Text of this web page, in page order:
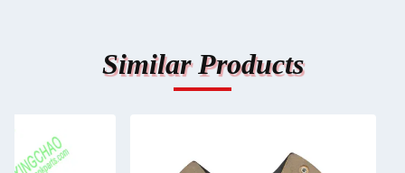
Similar Products